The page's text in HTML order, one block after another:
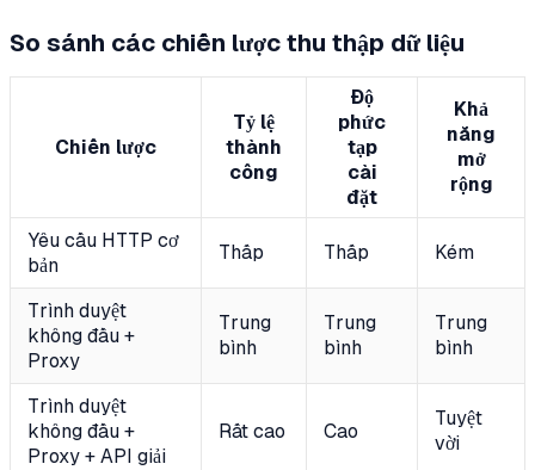
So sánh các chiến lược thu thập dữ liệu
Chiến lược
Tỷ lệ
thành
công
Độ
phức
tạp
cài
đặt
Khả
năng
mở
rộng
Yêu cầu HTTP cơ
bản
Thấp Thấp Kém
Trình duyệt
không đầu +
Proxy
Trung
bình
Trung
bình
Trung
bình
Trình duyệt
không đầu +
Proxy + API giải
Rất cao Cao
Tuyệt
vời